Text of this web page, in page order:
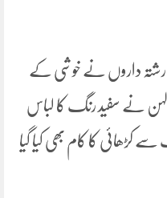
رشتہ داروں نے خوشی کے
نے سفید رنگ کا لباس
کڑھائی کا کام بھی کیا گیا